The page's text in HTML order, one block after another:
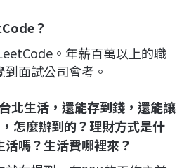
？
。年薪百萬以上的職
面試公司會考。
北生活，還能存到錢，還能讓
怎麼辦到的？理財方式是什
嗎？生活費哪裡來？